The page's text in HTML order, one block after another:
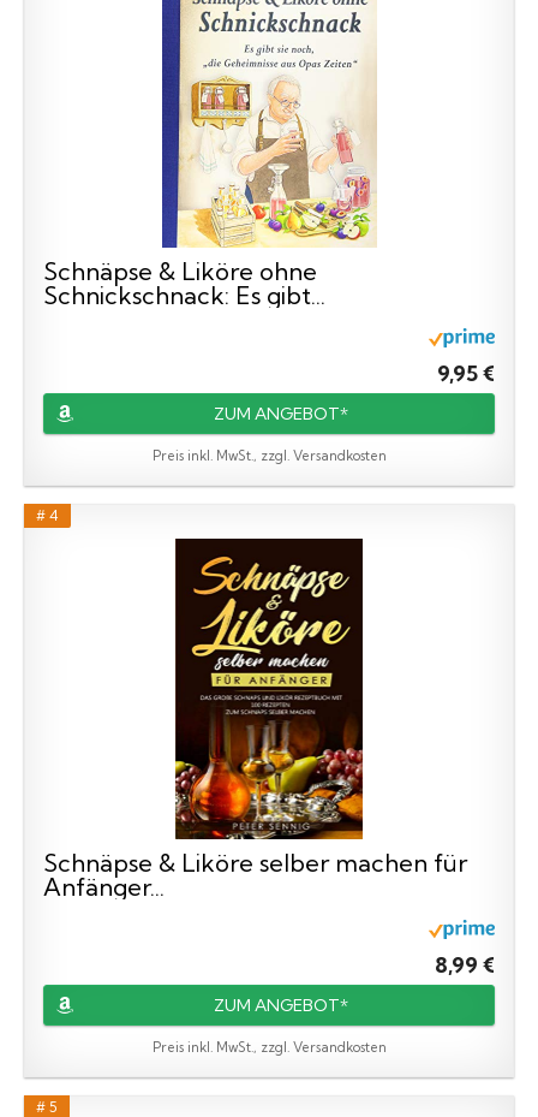
Schnäpse & Liköre ohne
Schnickschnack: Es gibt...
9,95 €
ZUM ANGEBOT*
Preis inkl. MwSt., zzgl. Versandkosten
# 4
Schnäpse & Liköre selber machen für
Anfänger...
8,99 €
ZUM ANGEBOT*
Preis inkl. MwSt., zzgl. Versandkosten
# 5